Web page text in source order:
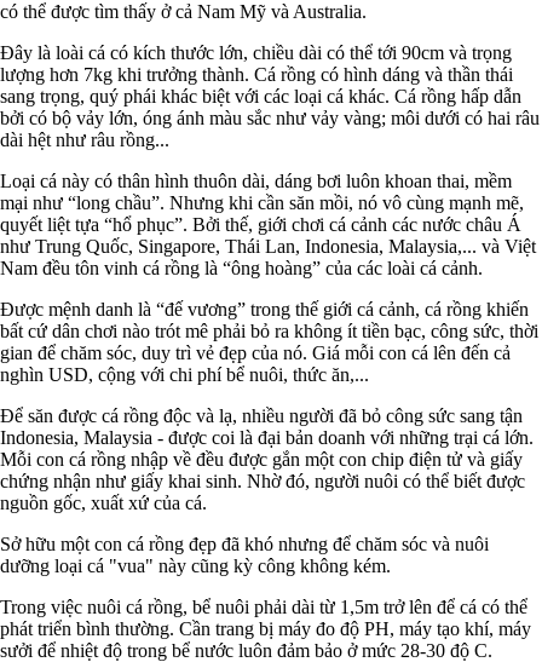
có thể được tìm thấy ở cả Nam Mỹ và Australia.
Đây là loài cá có kích thước lớn, chiều dài có thể tới 90cm và trọng
lượng hơn 7kg khi trưởng thành. Cá rồng có hình dáng và thần thái
sang trọng, quý phái khác biệt với các loại cá khác. Cá rồng hấp dẫn
bởi có bộ vảy lớn, óng ánh màu sắc như vảy vàng; môi dưới có hai râu
dài hệt như râu rồng...
Loại cá này có thân hình thuôn dài, dáng bơi luôn khoan thai, mềm
mại như “long chầu”. Nhưng khi cần săn mồi, nó vô cùng mạnh mẽ,
quyết liệt tựa “hổ phục”. Bởi thế, giới chơi cá cảnh các nước châu Á
như Trung Quốc, Singapore, Thái Lan, Indonesia, Malaysia,... và Việt
Nam đều tôn vinh cá rồng là “ông hoàng” của các loài cá cảnh.
Được mệnh danh là “đế vương” trong thế giới cá cảnh, cá rồng khiến
bất cứ dân chơi nào trót mê phải bỏ ra không ít tiền bạc, công sức, thời
gian để chăm sóc, duy trì vẻ đẹp của nó. Giá mỗi con cá lên đến cả
nghìn USD, cộng với chi phí bể nuôi, thức ăn,...
Để săn được cá rồng độc và lạ, nhiều người đã bỏ công sức sang tận
Indonesia, Malaysia - được coi là đại bản doanh với những trại cá lớn.
Mỗi con cá rồng nhập về đều được gắn một con chip điện tử và giấy
chứng nhận như giấy khai sinh. Nhờ đó, người nuôi có thể biết được
nguồn gốc, xuất xứ của cá.
Sở hữu một con cá rồng đẹp đã khó nhưng để chăm sóc và nuôi
dưỡng loại cá "vua" này cũng kỳ công không kém.
Trong việc nuôi cá rồng, bể nuôi phải dài từ 1,5m trở lên để cá có thể
phát triển bình thường. Cần trang bị máy đo độ PH, máy tạo khí, máy
sưởi để nhiệt độ trong bể nước luôn đảm bảo ở mức 28-30 độ C.